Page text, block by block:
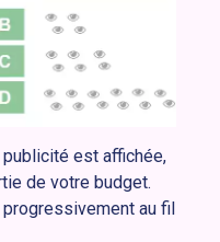
est affichée,
de votre budget.
au fil